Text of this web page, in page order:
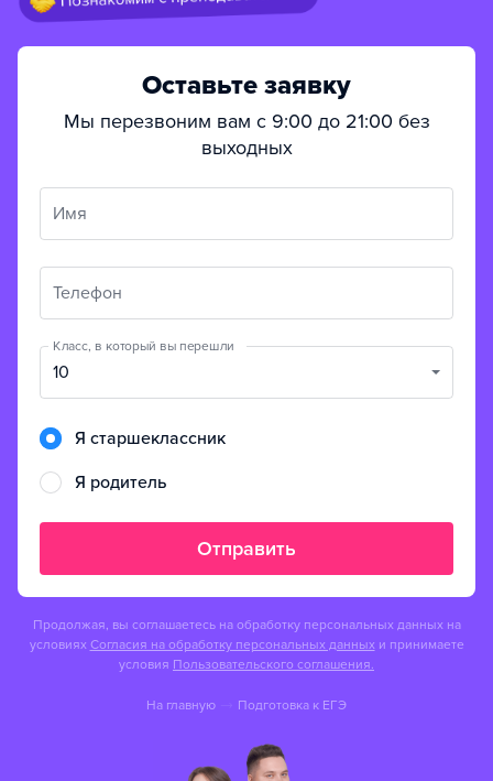
Оставьте заявку
Мы перезвоним вам с 9:00 до 21:00 без
выходных
Имя
Телефон
Класс, в который вы перешли
10
Я старшеклассник
Я родитель
Отправить
Продолжая, вы соглашаетесь на обработку персональных данных на
условиях Согласия на обработку персональных данных и принимаете
условия Пользовательского соглашения.
На главную Подготовка к ЕГЭ